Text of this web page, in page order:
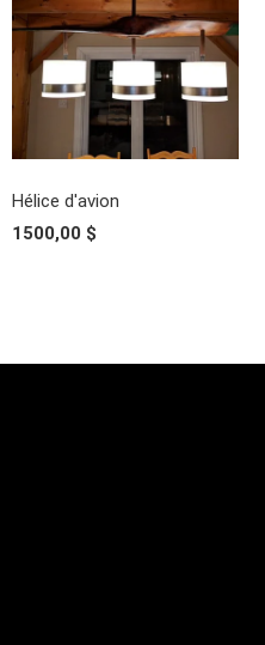
Hélice d'avion
1500,00 $